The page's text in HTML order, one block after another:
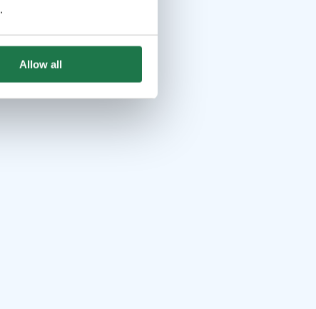
.
Allow all